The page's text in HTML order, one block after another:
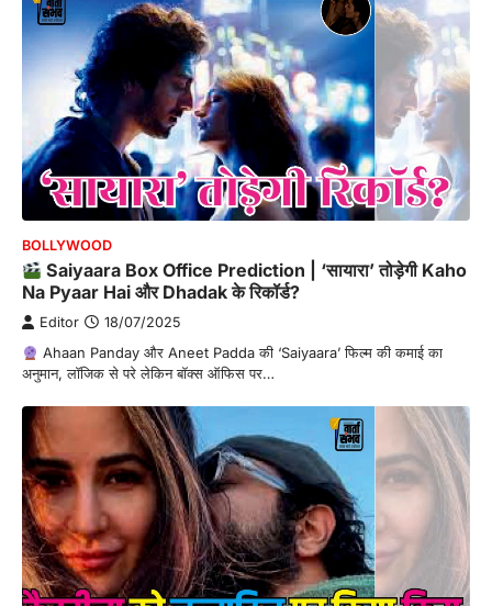
BOLLYWOOD
Saiyaara Box Office Prediction | ‘सायारा’ तोड़ेगी Kaho
Na Pyaar Hai और Dhadak के रिकॉर्ड?
Editor 18/07/2025
Ahaan Panday और Aneet Padda की ‘Saiyaara’ फिल्म की कमाई का
अनुमान, लॉजिक से परे लेकिन बॉक्स ऑफिस पर…